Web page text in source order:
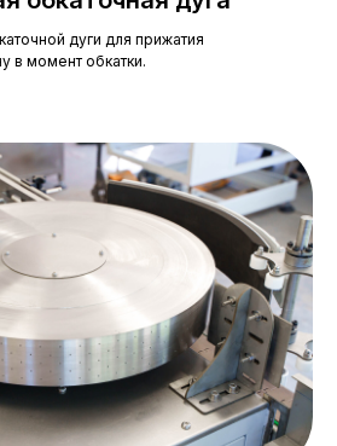
20 мм от
(расстояние
до 120 мм
бутылки
в зоне нанесения
кольцевой
этикетки не
должно
превышать 0,06
мм
дуги для прижатия
в момент обкатки.